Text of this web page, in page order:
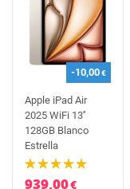
-10,00€
Apple iPad Air
2025 WiFi 13''
128GB Blanco
Estrella
939,00€